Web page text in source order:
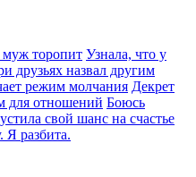
муж торопит Узнала, что у
друзьях назвал другим
режим молчания Декрет
для отношений Боюсь
свой шанс на счастье
Я разбита.